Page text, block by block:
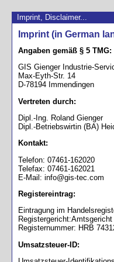
Imprint, Disclaimer...
Imprint (in German
Angaben gemäß § 5 TMG:
GIS Gienger Industrie-
Max-Eyth-Str. 14
D-78194 Immendingen
Vertreten durch:
Dipl.-Ing. Roland Gienger
Dipl.-Betriebswirtin (BA)
Kontakt:
Telefon: 07461-162020
Telefax: 07461-162021
E-Mail: info@gis-tec.com
Registereintrag:
Eintragung im
Registernummer: HRB
Umsatzsteuer-ID: